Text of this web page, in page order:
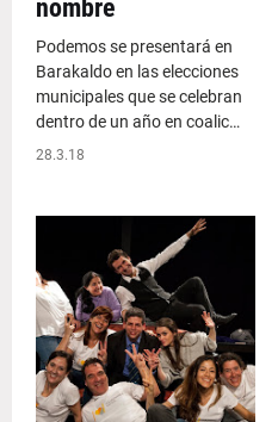
nombre
Podemos se presentará en
Barakaldo en las elecciones
municipales que se celebran
dentro de un año en coalic…
28.3.18